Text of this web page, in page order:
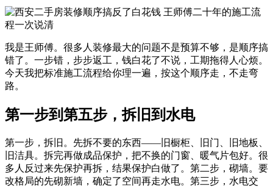
我是王师傅。很多人装修最大的问题不是预算不够，是顺序搞
错了。一步错，步步返工，钱白花了不说，工期拖得人心烦。
今天我把标准施工流程给你理一遍，按这个顺序走，不走弯
路。
第一步到第五步，拆旧到水电
第一步，拆旧。先拆不要的东西——旧橱柜、旧门、旧地板、
旧洁具。拆完再做成品保护，把不换的门窗、暖气片包好。很
多人反过来先保护再拆，结果保护白做了。第二步，砌墙。要
改格局的先砌新墙，确定了空间再走水电。第三步，水电交